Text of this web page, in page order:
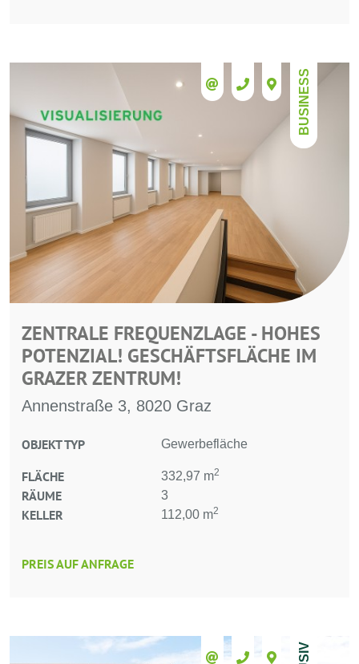
BUSINESS
ZENTRALE FREQUENZLAGE - HOHES
POTENZIAL! GESCHÄFTSFLÄCHE IM
GRAZER ZENTRUM!
Annenstraße 3, 8020 Graz
OBJEKT TYP Gewerbefläche
FLÄCHE 332,97 m2
RÄUME 3
KELLER 112,00 m2
PREIS AUF ANFRAGE